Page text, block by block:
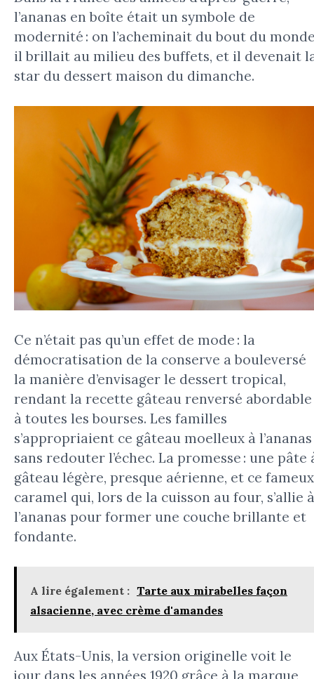
l’ananas en boîte était un symbole de
modernité : on l’acheminait du bout du
il brillait au milieu des buffets, et il devenait
star du dessert maison du dimanche.
Ce n’était pas qu’un effet de mode : la
démocratisation de la conserve a bouleversé
la manière d’envisager le dessert tropical,
rendant la recette gâteau renversé abordable
à toutes les bourses. Les familles
s’appropriaient ce gâteau moelleux à l’ananas
sans redouter l’échec. La promesse : une pâte
gâteau légère, presque aérienne, et ce fameux
caramel qui, lors de la cuisson au four, s’allie à
l’ananas pour former une couche brillante et
fondante.
A lire également : Tarte aux mirabelles façon
alsacienne, avec crème d'amandes
Aux États-Unis, la version originelle voit le
jour dans les années 1920 grâce à la marque